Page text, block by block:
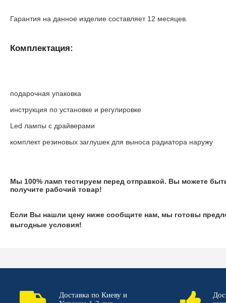
Гарантия на данное изделие составляет 12 месяцев.
Комплектация:
подарочная упаковка
инструкция по установке и регулировке
Led лампы с драйверами
комплект резиновых заглушек для выноса радиатора наружу
Мы 100% ламп тестируем перед отправкой. Вы можете
получите рабочий товар!
Если Вы нашли цену ниже сообщите нам, мы готовы
выгодные условия!
Доставка по Киеву и